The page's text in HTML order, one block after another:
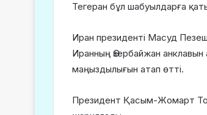
Тегеран бұл шабуылдарға
Иран президенті Масуд
Иранның Әзербайжан
маңыздылығын атап өтті.
Президент Қасым-Жомарт